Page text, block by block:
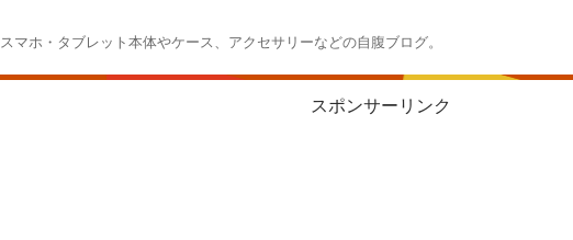
スマホ・タブレット本体やケース、アクセサリーなどの自腹ブログ。
スポンサーリンク